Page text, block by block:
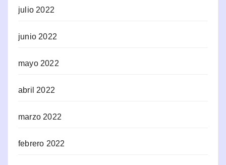
julio 2022
junio 2022
mayo 2022
abril 2022
marzo 2022
febrero 2022